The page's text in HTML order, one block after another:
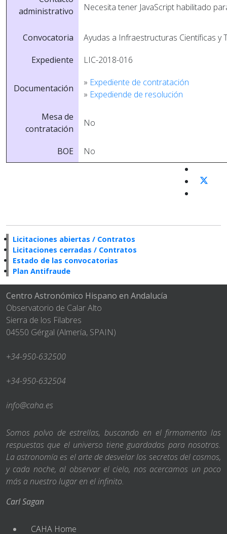
administrativo
Necesita tener JavaScript habilitado
Convocatoria
Ayudas a Infraestructuras Cientí­ficas y
Expediente
LIC-2018-016
Documentación
» Expediente de contratación
» Expediende de resolución
Mesa de
contratación
No
BOE No
Licitaciones abiertas / Contratos
Licitaciones cerradas / Contratos
Estado de las convocatorias
Plan Antifraude
Centro Astronómico Hispano en Andalucía
Observatorio de Calar Alto
Sierra de los Filabres
04550 Gérgal (Almería, SPAIN)
+34-950-632500
+34-950-632504
info@caha.es
Somos polvo de estrellas, buscando en el firmamento las
respuestas que el universo tiene guardadas para nosotros.
La astronomía es el arte de desvelar los secretos del cosmos,
y cada noche, al observar el cielo, nos acercamos un poco
más a nuestro lugar en el infinito.
Carl Sagan
CAHA Home